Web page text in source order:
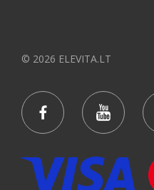
© 2026 ELEVITA.LT